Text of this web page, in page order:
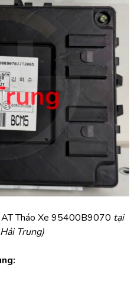
Tháo Xe 95400B9070 tại
Trung)